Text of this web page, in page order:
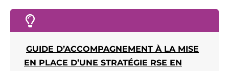
GUIDE D’ACCOMPAGNEMENT À LA MISE
EN PLACE D’UNE STRATÉGIE RSE EN